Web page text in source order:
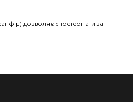
дозволяє спостерігати за